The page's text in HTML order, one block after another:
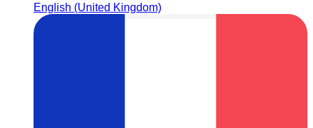
English (United Kingdom)